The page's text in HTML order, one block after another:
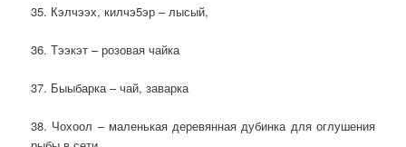
35. Кэлчээх, килчэ5эр – лысый,
36. Тээкэт – розовая чайка
37. Быыбарка – чай, заварка
38. Чохоол – маленькая деревянная дубинка для оглушения